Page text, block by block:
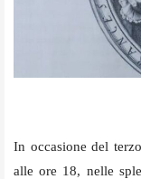
In occasione del
alle ore 18, nelle